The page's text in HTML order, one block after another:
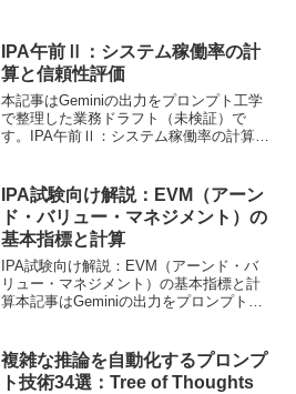
IPA午前Ⅱ：システム稼働率の計
算と信頼性評価
本記事はGeminiの出力をプロンプト工学
で整理した業務ドラフト（未検証）で
す。IPA午前Ⅱ：システム稼働率の計算と
を用いて、システムの運用可能な時間割
合を定量的...
IPA試験向け解説：EVM（アーン
ド・バリュー・マネジメント）の
基本指標と計算
IPA試験向け解説：EVM（アーンド・バ
リュー・マネジメント）の基本指標と計
算本記事はGeminiの出力をプロンプト工
ーマンスとスケジュール状況を定量的に
評価する手法...
複雑な推論を自動化するプロンプ
ト技術34選：Tree of Thoughts